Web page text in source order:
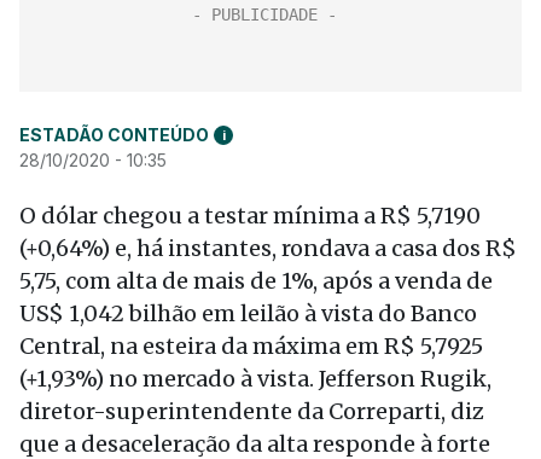
ESTADÃO CONTEÚDO i
28/10/2020 - 10:35
O dólar chegou a testar mínima a R$ 5,7190
(+0,64%) e, há instantes, rondava a casa dos R$
5,75, com alta de mais de 1%, após a venda de
US$ 1,042 bilhão em leilão à vista do Banco
Central, na esteira da máxima em R$ 5,7925
(+1,93%) no mercado à vista. Jefferson Rugik,
diretor-superintendente da Correparti, diz
que a desaceleração da alta responde à forte